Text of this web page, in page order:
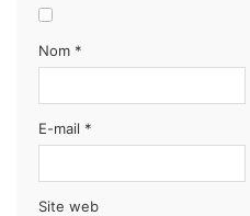
Nom *
E-mail *
Site web